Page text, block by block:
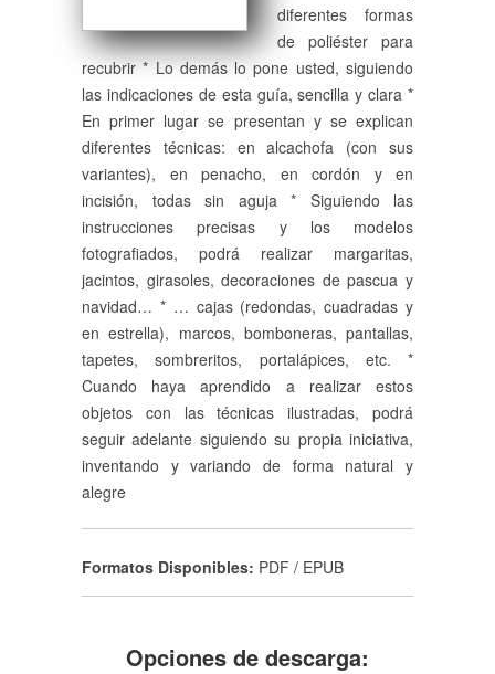
diferentes formas
de poliéster para
recubrir * Lo demás lo pone usted, siguiendo
las indicaciones de esta guía, sencilla y clara *
En primer lugar se presentan y se explican
diferentes técnicas: en alcachofa (con sus
variantes), en penacho, en cordón y en
incisión, todas sin aguja * Siguiendo las
instrucciones precisas y los modelos
fotografiados, podrá realizar margaritas,
jacintos, girasoles, decoraciones de pascua y
navidad… * … cajas (redondas, cuadradas y
en estrella), marcos, bomboneras, pantallas,
tapetes, sombreritos, portalápices, etc. *
Cuando haya aprendido a realizar estos
objetos con las técnicas ilustradas, podrá
seguir adelante siguiendo su propia iniciativa,
inventando y variando de forma natural y
alegre
Formatos Disponibles: PDF / EPUB
Opciones de descarga: